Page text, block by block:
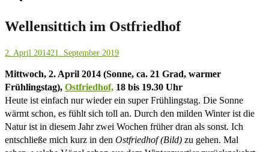
Wellensittich im Ostfriedhof
2. April 201421. September 2019
Mittwoch, 2. April 2014 (Sonne, ca. 21 Grad, warmer
Frühlingstag), Ostfriedhof, 18 bis 19.30 Uhr
Heute ist einfach nur wieder ein super Frühlingstag. Die Sonne
wärmt schon, es fühlt sich toll an. Durch den milden Winter ist die
Natur ist in diesem Jahr zwei Wochen früher dran als sonst. Ich
entschließe mich kurz in den Ostfriedhof (Bild) zu gehen. Mal